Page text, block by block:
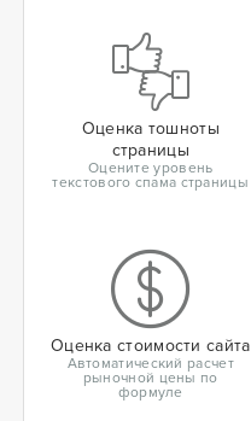
Оценка тошноты
страницы
Оцените уровень
текстового спама страницы
Оценка стоимости сайта
Автоматический расчет
рыночной цены по
формуле